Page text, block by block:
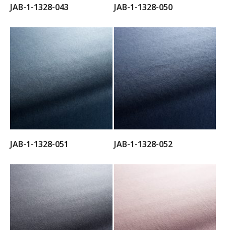
JAB-1-1328-043 JAB-1-1328-050
JAB-1-1328-051 JAB-1-1328-052